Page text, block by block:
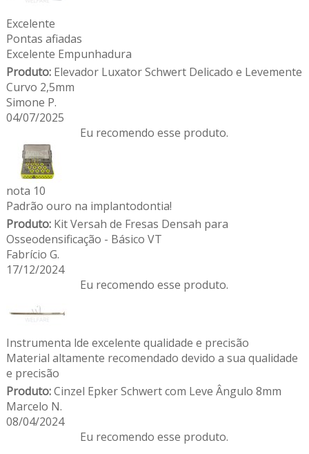
Excelente
Pontas afiadas
Excelente Empunhadura
Produto:Elevador Luxator Schwert Delicado e Levemente
Curvo 2,5mm
Simone P.
04/07/2025
Eu recomendo esse produto.
nota 10
Padrão ouro na implantodontia!
Produto:Kit Versah de Fresas Densah para
Osseodensificação - Básico VT
Fabrício G.
17/12/2024
Eu recomendo esse produto.
Instrumenta lde excelente qualidade e precisão
Material altamente recomendado devido a sua qualidade
e precisão
Produto:Cinzel Epker Schwert com Leve Ângulo 8mm
Marcelo N.
08/04/2024
Eu recomendo esse produto.